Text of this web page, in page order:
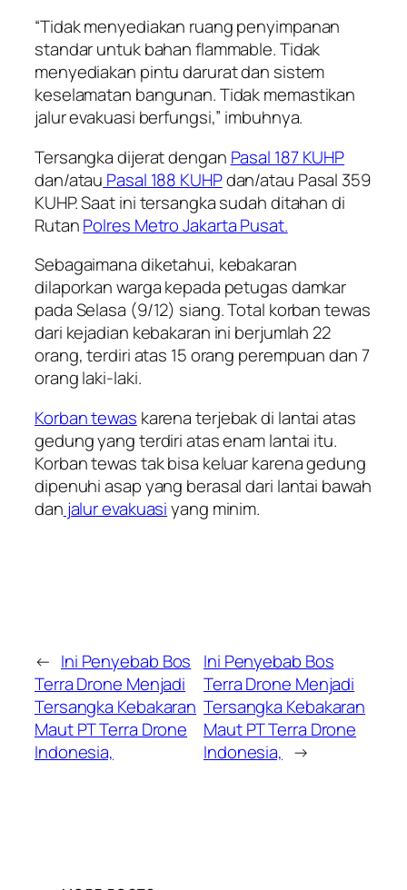
“Tidak menyediakan ruang penyimpanan
standar untuk bahan flammable. Tidak
menyediakan pintu darurat dan sistem
keselamatan bangunan. Tidak memastikan
jalur evakuasi berfungsi,” imbuhnya.
Tersangka dijerat dengan Pasal 187 KUHP
dan/atau Pasal 188 KUHPdan/atau Pasal 359
KUHP. Saat ini tersangka sudah ditahan di
RutanPolres Metro Jakarta Pusat.
Sebagaimana diketahui, kebakaran
dilaporkan warga kepada petugas damkar
pada Selasa (9/12) siang. Total korban tewas
dari kejadian kebakaran ini berjumlah 22
orang, terdiri atas 15 orang perempuan dan 7
orang laki-laki.
Korban tewas karena terjebak di lantai atas
gedung yang terdiri atas enam lantai itu.
Korban tewas tak bisa keluar karena gedung
dipenuhi asap yang berasal dari lantai bawah
dan jalur evakuasiyang minim.
← Ini Penyebab Bos
Terra Drone Menjadi
Tersangka Kebakaran
Maut PT Terra Drone
Indonesia,
Ini Penyebab Bos
Terra Drone Menjadi
Tersangka Kebakaran
Maut PT Terra Drone
Indonesia, →